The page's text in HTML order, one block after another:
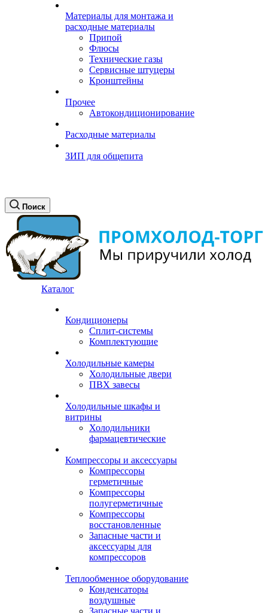
Материалы для монтажа и
расходные материалы
Припой
Флюсы
Технические газы
Сервисные штуцеры
Кронштейны
Прочее
Автокондиционирование
Расходные материалы
ЗИП для общепита
Поиск
Каталог
Кондиционеры
Сплит-системы
Комплектующие
Холодильные камеры
Холодильные двери
ПВХ завесы
Холодильные шкафы и
витрины
Холодильники
фармацевтические
Компрессоры и аксессуары
Компрессоры
герметичные
Компрессоры
полугерметичные
Компрессоры
восстановленные
Запасные части и
аксессуары для
компрессоров
Теплообменное оборудование
Конденсаторы
воздушные
Запасные части и